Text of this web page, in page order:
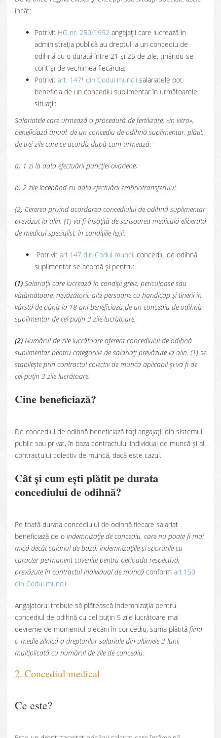
încât:
Potrivit HG nr. 250/1992 angajații care lucrează în
administrația publică au dreptul la un concediu de
odihnă cu o durată între 21 și 25 de zile, ținându-se
cont și de vechimea fiecăruia;
Potrivit art. 147¹ din Codul muncii salariatele pot
beneficia de un concediu suplimentar în următoarele
situații:
Salariatele care urmează o procedură de fertilizare, «in vitro»,
beneficiază anual, de un concediu de odihnă suplimentar, plătit,
de trei zile care se acordă după cum urmează:
a) 1 zi la data efectuării puncției ovariene;
b) 2 zile începând cu data efectuării embriotransferului.
(2) Cererea privind acordarea concediului de odihnă suplimentar
prevăzut la alin. (1) va fi însoțită de scrisoarea medicală eliberată
de medicul specialist, în condițiile legii.
Potrivit art.147 din Codul muncii concediu de odihnă
suplimentar se acordă și pentru:
(1) Salariații care lucrează în condiții grele, periculoase sau
vătămătoare, nevăzătorii, alte persoane cu handicap și tinerii în
vârstă de până la 18 ani beneficiază de un concediu de odihnă
suplimentar de cel puțin 3 zile lucrătoare.
(2) Numărul de zile lucrătoare aferent concediului de odihnă
suplimentar pentru categoriile de salariați prevăzute la alin. (1) se
stabilește prin contractul colectiv de munca aplicabil și va fi de
cel puțin 3 zile lucrătoare.
Cine beneficiază?
De concediul de odihnă beneficiază toți angajații din sistemul
public sau privat, în baza contractului individual de muncă și al
contractului colectiv de muncă, dacă este cazul.
Cât și cum ești plătit pe durata
concediului de odihnă?
Pe toată durata concediului de odihnă fiecare salariat
beneficiază de o indemnizaţie de concediu, care nu poate fi mai
mică decât salariul de bază, indemnizaţiile şi sporurile cu
caracter permanent cuvenite pentru perioada respectivă,
prevăzute în contractul individual de muncă conform art.150
din Codul muncii.
Angajatorul trebuie să plătească indemnizația pentru
concediul de odihnă cu cel puțin 5 zile lucrătoare mai
devreme de momentul plecării în concediu, suma plătită fiind
o medie zilnică a drepturilor salariale din ultimele 3 luni,
multiplicată cu numărul de zile de concediu.
2. Concediul medical
Ce este?